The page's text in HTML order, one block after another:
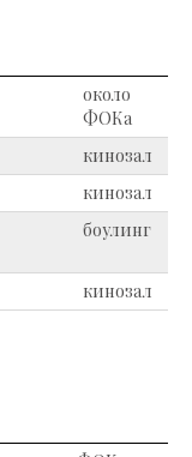
около
ФОКа
кинозал
кинозал
боулинг
кинозал